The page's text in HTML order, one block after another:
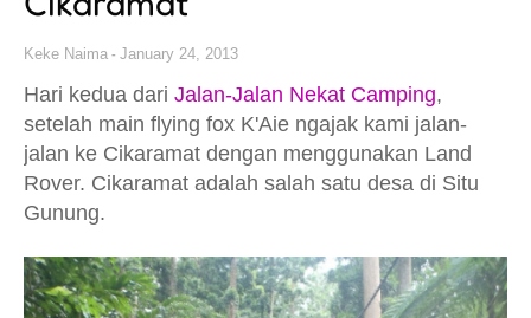
Keke Naima January 24, 2013
Hari kedua dari Jalan-Jalan Nekat Camping,
setelah main flying fox K'Aie ngajak kami jalan-
jalan ke Cikaramat dengan menggunakan Land
Rover. Cikaramat adalah salah satu desa di Situ
Gunung.